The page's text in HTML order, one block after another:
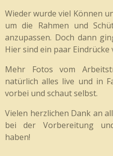
Wieder wurde viel Können
um die Rahmen und
anzupassen. Doch dann
Hier sind ein paar Eindrücke
Mehr Fotos vom
natürlich alles live und in
vorbei und schaut selbst.
Vielen herzlichen Dank an
bei der Vorbereitung
haben!